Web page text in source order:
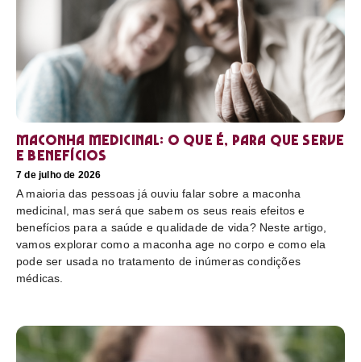
Maconha medicinal: O que é, para que serve
e benefícios
7 de julho de 2026
A maioria das pessoas já ouviu falar sobre a maconha
medicinal, mas será que sabem os seus reais efeitos e
benefícios para a saúde e qualidade de vida? Neste artigo,
vamos explorar como a maconha age no corpo e como ela
pode ser usada no tratamento de inúmeras condições
médicas.